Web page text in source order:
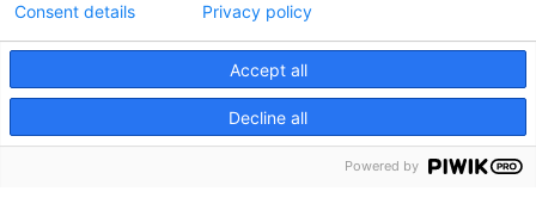
CGTCatalunya
cgtcatalunya
Accept all
Decline all
Consent details Privacy policy
Powered by